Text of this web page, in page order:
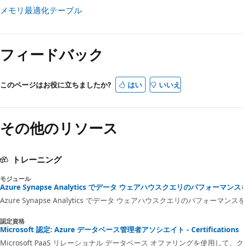
メモリ最適化テーブル
フィードバック
このページはお役に立ちましたか? はい いいえ
その他のリソース
トレーニング
モジュール
Azure Synapse Analytics でデータ ウェアハウスクエリのパフォーマン
Azure Synapse Analytics でデータ ウェアハウスクエリのパフォーマンス
認定資格
Microsoft 認定: Azure データベース管理者アソシエイト - Certifications
Microsoft PaaS リレーショナル データベース オファリングを使用して、